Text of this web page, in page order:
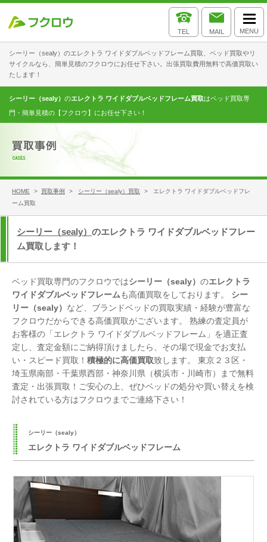
シーリー（sealy）のエレクトラ ワイドダブルベッドフレーム買取、ベッド買取やリ
サイクルなら、簡単見積のフクロウにお任せ下さい。出張買取費用無料で高価買取い
たします！
TEL MAIL MENU
シーリー（sealy） のエレクトラ ワイドダブルベッドフレーム買取はベッド買取専
門・簡単見積の【フクロウ】にお任せ下さい！
HOME > 買取事例 > シーリー（sealy）買取
> エレクトラ ワイドダブルベッドフレ
ーム買取
シーリー（sealy） のエレクトラ ワイドダブルベッドフレー
ム買取します！
ベッド買取専門のフクロウではシーリー（sealy） のエレクトラ
ワイドダブルベッドフレームも高価買取をしております。 シー
リー（sealy） など、ブランドベッドの買取実績・経験が豊富な
フクロウだからできる高価買取がございます。 熟練の査定員が
お客様の「エレクトラ ワイドダブルベッドフレーム」を適正査
定し、査定金額にご納得頂けましたら、その場で現金でお支払
い・スピード買取！ 積極的に高価買取致します。 東京２３区・
埼玉県南部・千葉県西部・神奈川県（横浜市・川崎市）まで無料
査定・出張買取！ご安心の上、ぜひベッドの処分や買い替えを検
討されている方はフクロウまでご連絡下さい！
シーリー（sealy）
エレクトラ ワイドダブルベッドフレーム